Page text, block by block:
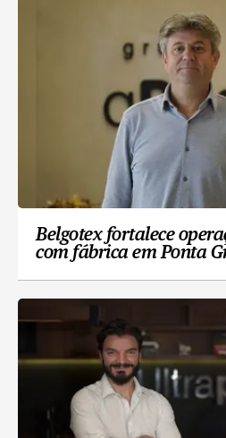
Belgotex fortalece
com fábrica em Ponta